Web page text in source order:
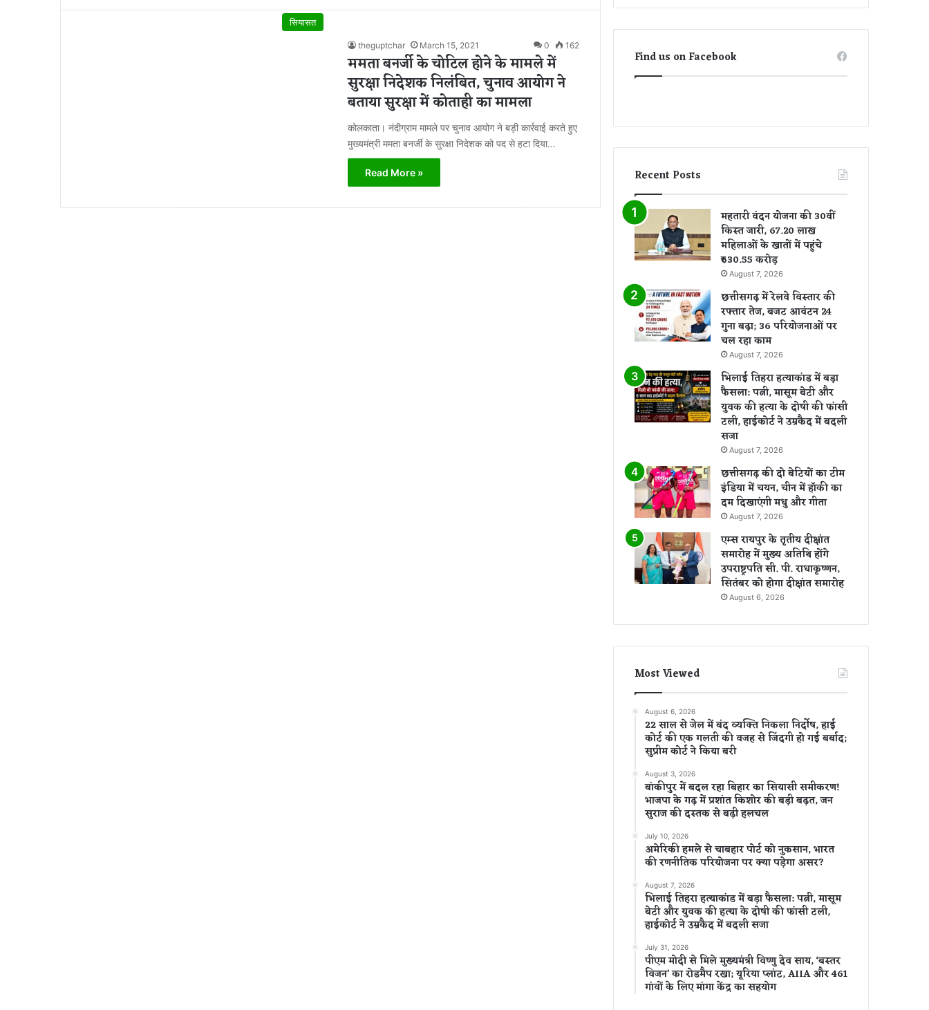
सियासत
theguptchar March 15, 2021 0 162
ममता बनर्जी के चोटिल होने के मामले में
सुरक्षा निदेशक निलंबित, चुनाव आयोग ने
बताया सुरक्षा में कोताही का मामला
कोलकाता। नंदीग्राम मामले पर चुनाव आयोग ने बड़ी कार्रवाई करते हुए
मुख्यमंत्री ममता बनर्जी के सुरक्षा निदेशक को पद से हटा दिया…
Read More »
Find us on Facebook
Recent Posts
महतारी वंदन योजना की 30वीं
किस्त जारी, 67.20 लाख
महिलाओं के खातों में पहुंचे
₹630.55 करोड़
August 7, 2026
छत्तीसगढ़ में रेलवे विस्तार की
रफ्तार तेज, बजट आवंटन 24
गुना बढ़ा; 36 परियोजनाओं पर
चल रहा काम
August 7, 2026
भिलाई तिहरा हत्याकांड में बड़ा
फैसला: पत्नी, मासूम बेटी और
युवक की हत्या के दोषी की फांसी
टली, हाईकोर्ट ने उम्रकैद में बदली
सजा
August 7, 2026
छत्तीसगढ़ की दो बेटियों का टीम
इंडिया में चयन, चीन में हॉकी का
दम दिखाएंगी मधु और गीता
August 7, 2026
एम्स रायपुर के तृतीय दीक्षांत
समारोह में मुख्य अतिथि होंगे
उपराष्ट्रपति सी. पी. राधाकृष्णन,
सितंबर को होगा दीक्षांत समारोह
August 6, 2026
Most Viewed
August 6, 2026
22 साल से जेल में बंद व्यक्ति निकला निर्दोष, हाई
कोर्ट की एक गलती की वजह से जिंदगी हो गई बर्बाद;
सुप्रीम कोर्ट ने किया बरी
August 3, 2026
बांकीपुर में बदल रहा बिहार का सियासी समीकरण!
भाजपा के गढ़ में प्रशांत किशोर की बड़ी बढ़त, जन
सुराज की दस्तक से बढ़ी हलचल
July 10, 2026
अमेरिकी हमले से चाबहार पोर्ट को नुकसान, भारत
की रणनीतिक परियोजना पर क्या पड़ेगा असर?
August 7, 2026
भिलाई तिहरा हत्याकांड में बड़ा फैसला: पत्नी, मासूम
बेटी और युवक की हत्या के दोषी की फांसी टली,
हाईकोर्ट ने उम्रकैद में बदली सजा
July 31, 2026
पीएम मोदी से मिले मुख्यमंत्री विष्णु देव साय, ‘बस्तर
विजन’ का रोडमैप रखा; यूरिया प्लांट, AIIA और 461
गांवों के लिए मांगा केंद्र का सहयोग